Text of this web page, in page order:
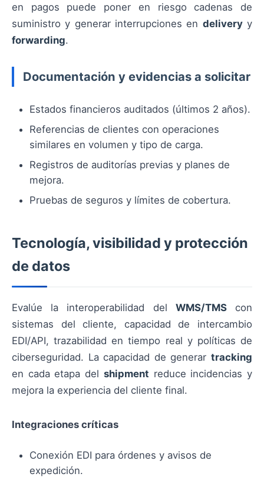
en pagos puede poner en riesgo cadenas de
suministro y generar interrupciones en deliveryy
forwarding.
Documentación y evidencias a solicitar
Estados financieros auditados (últimos 2 años).
Referencias de clientes con operaciones
similares en volumen y tipo de carga.
Registros de auditorías previas y planes de
mejora.
Pruebas de seguros y límites de cobertura.
Tecnología, visibilidad y protección
de datos
Evalúe la interoperabilidad del WMS/TMScon
sistemas del cliente, capacidad de intercambio
EDI/API, trazabilidad en tiempo real y políticas de
ciberseguridad. La capacidad de generar tracking
en cada etapa del shipment reduce incidencias y
mejora la experiencia del cliente final.
Integraciones críticas
Conexión EDI para órdenes y avisos de
expedición.